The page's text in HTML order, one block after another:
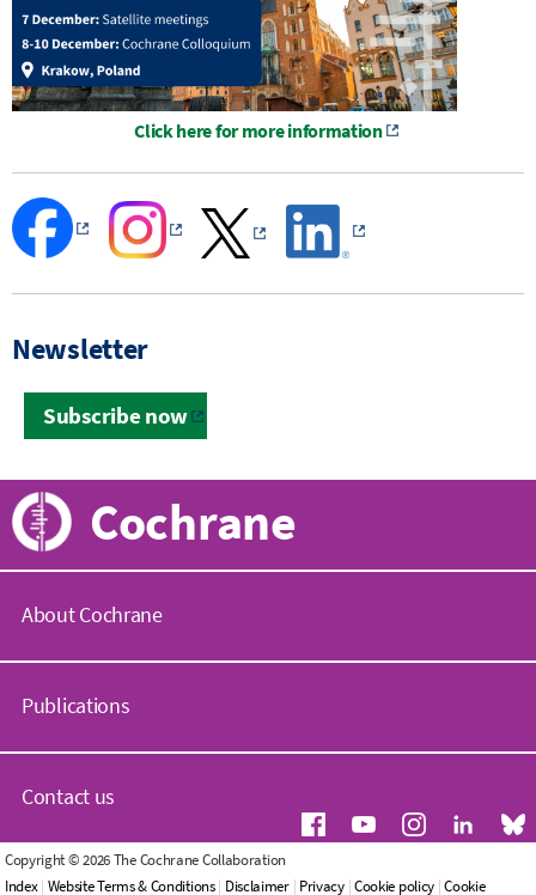
Click here for more information
Newsletter
Subscribe now
Cochrane
About Cochrane
o
h
a
n
.
o
Publications
o
h
r
a
Contact us
G
e
Copyright © 2026 The Cochrane Collaboration
Index| Website Terms & Conditions| Disclaimer| Privacy|Cookie policy |Cookie